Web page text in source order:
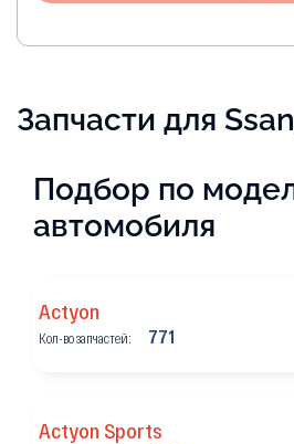
Запчасти для
Подбор по
автомобиля
Actyon
Кол-во запчастей: 771
Actyon Sports